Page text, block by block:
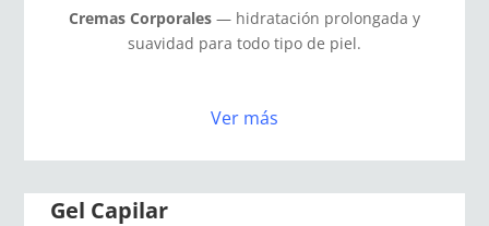
Cremas Corporales— hidratación prolongada y
suavidad para todo tipo de piel.
Ver más
Gel Capilar